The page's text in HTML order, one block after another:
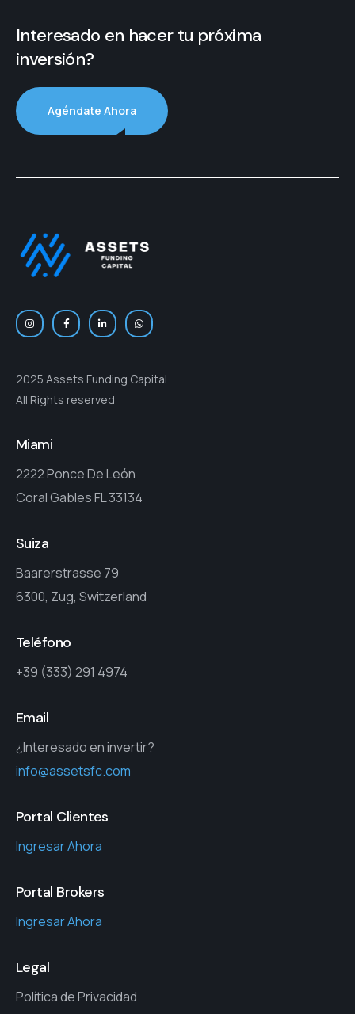
Interesado en hacer tu próxima
inversión?
Agéndate Ahora
2025 Assets Funding Capital
All Rights reserved
Miami
2222 Ponce De León
Coral Gables FL 33134
Suiza
Baarerstrasse 79
6300, Zug, Switzerland
Teléfono
+39 (333) 291 4974
Email
¿Interesado en invertir?
info@assetsfc.com
Portal Clientes
Ingresar Ahora
Portal Brokers
Ingresar Ahora
Legal
Política de Privacidad